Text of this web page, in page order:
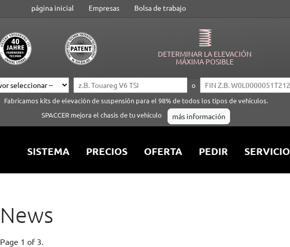
página inicial Empresas Bolsa de trabajo
DETERMINAR LA ELEVACIÓN
MÁXIMA POSIBLE
o
Fabricamos kits de elevación de suspensión para el 98% de todos los tipos de vehículos.
SPACCER mejora el chasis de tu vehículo
más información
SISTEMA PRECIOS OFERTA PEDIR SERVICIO
News
Page 1 of 3.